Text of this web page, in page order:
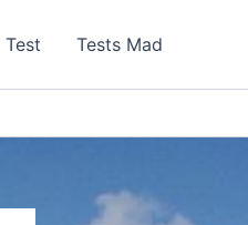
Test Tests Mad